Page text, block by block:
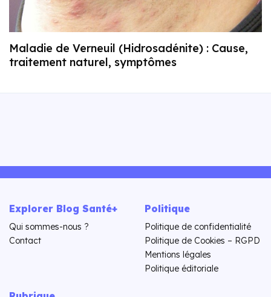
Maladie de Verneuil (Hidrosadénite) : Cause,
traitement naturel, symptômes
Explorer Blog Santé+
Qui sommes-nous ?
Contact
Politique
Politique de confidentialité
Politique de Cookies – RGPD
Mentions légales
Politique éditoriale